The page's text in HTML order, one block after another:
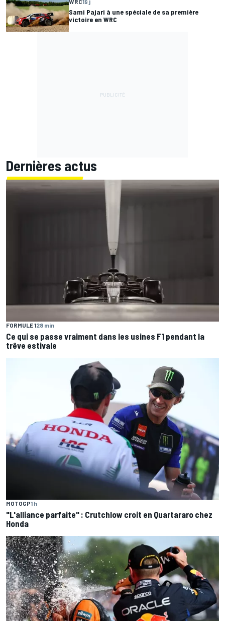
WRC19 j
Sami Pajari à une spéciale de sa première
victoire en WRC
Dernières actus
FORMULE 128 min
Ce qui se passe vraiment dans les usines F1 pendant la
trêve estivale
MOTOGP1 h
"L'alliance parfaite" : Crutchlow croit en Quartararo chez
Honda